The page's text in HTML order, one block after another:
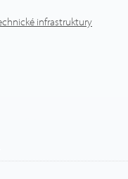
infrastruktury